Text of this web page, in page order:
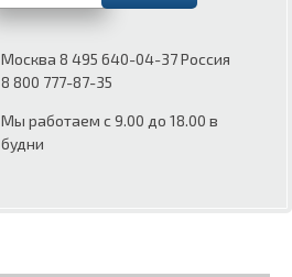
Москва 8 495 640-04-37 Россия
8 800 777-87-35
Мы работаем с 9.00 до 18.00 в
будни